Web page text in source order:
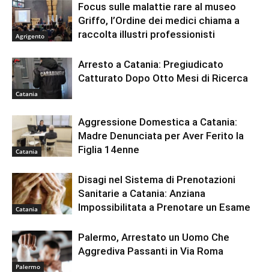
Agrigento
Focus sulle malattie rare al museo
Griffo, l’Ordine dei medici chiama a
raccolta illustri professionisti
Catania
Arresto a Catania: Pregiudicato
Catturato Dopo Otto Mesi di Ricerca
Catania
Aggressione Domestica a Catania:
Madre Denunciata per Aver Ferito la
Figlia 14enne
Catania
Disagi nel Sistema di Prenotazioni
Sanitarie a Catania: Anziana
Impossibilitata a Prenotare un Esame
Palermo
Palermo, Arrestato un Uomo Che
Aggrediva Passanti in Via Roma